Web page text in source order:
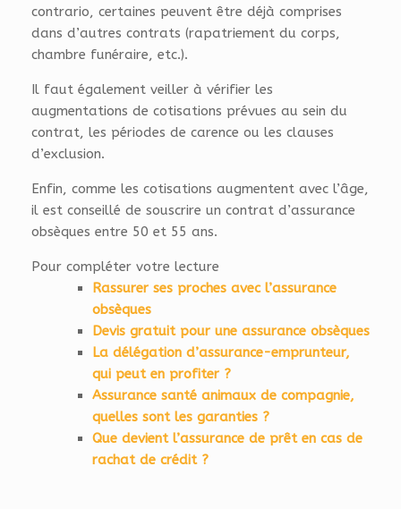
contrario, certaines peuvent être déjà comprises
dans d’autres contrats (rapatriement du corps,
chambre funéraire, etc.).
Il faut également veiller à vérifier les
augmentations de cotisations prévues au sein du
contrat, les périodes de carence ou les clauses
d’exclusion.
Enfin, comme les cotisations augmentent avec l’âge,
il est conseillé de souscrire un contrat d’assurance
obsèques entre 50 et 55 ans.
Pour compléter votre lecture
Rassurer ses proches avec l’assurance
obsèques
Devis gratuit pour une assurance obsèques
La délégation d’assurance-emprunteur,
qui peut en profiter ?
Assurance santé animaux de compagnie,
quelles sont les garanties ?
Que devient l’assurance de prêt en cas de
rachat de crédit ?